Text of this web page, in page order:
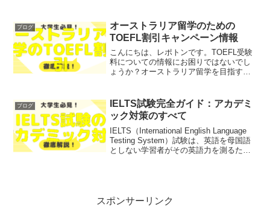
で今回は、最短で英会話を習得するため
の具体的な方法を、徹底解...
ブログ
オーストラリア留学のための
TOEFL割引キャンペーン情報
こんにちは、レポトンです。TOEFL受験
料についての情報にお困りではないでし
ょうか？オーストラリア留学を目指す学
回は、オーストラリア留学のための
TOEFL割引キャンペー...
ブログ
IELTS試験完全ガイド：アカデミ
ック対策のすべて
IELTS（International English Language
Testing System）試験は、英語を母国語
としない学習者がその英語力を測るため
スポンサーリンク